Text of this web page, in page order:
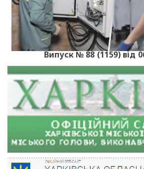
Випуск № 88 (1159) від